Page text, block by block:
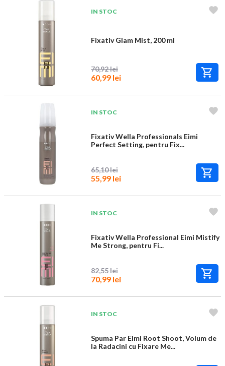
IN STOC
Fixativ Glam Mist, 200 ml
70,92 lei
60,99 lei
IN STOC
Fixativ Wella Professionals Eimi
Perfect Setting, pentru Fix...
65,10 lei
55,99 lei
IN STOC
Fixativ Wella Professional Eimi Mistify
Me Strong, pentru Fi...
82,55 lei
70,99 lei
IN STOC
Spuma Par Eimi Root Shoot, Volum de
la Radacini cu Fixare Me...